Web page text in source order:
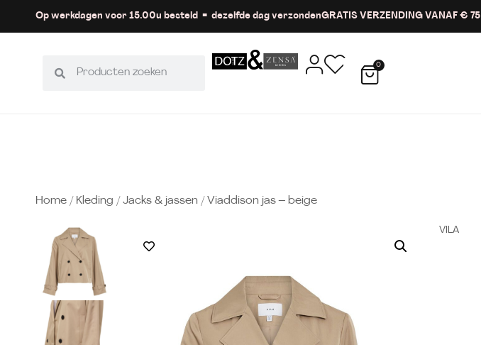
Op werkdagen voor 15.00u besteld = dezelfde dag verzondenGRATIS VERZENDING VANAF € 75
0
Home / Kleding / Jacks & jassen / Viaddison jas – beige
VILA